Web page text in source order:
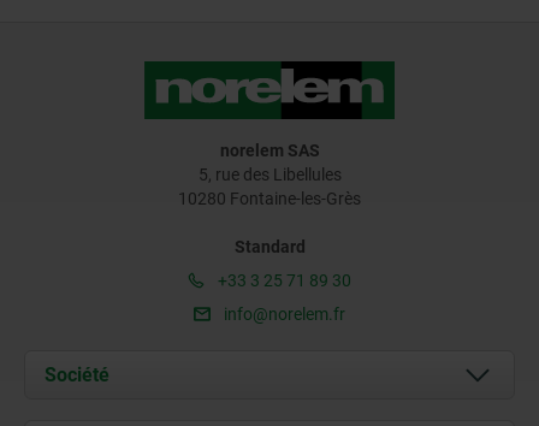
norelem SAS
5, rue des Libellules
10280 Fontaine-les-Grès
Standard
+33 3 25 71 89 30
info@norelem.fr
Société